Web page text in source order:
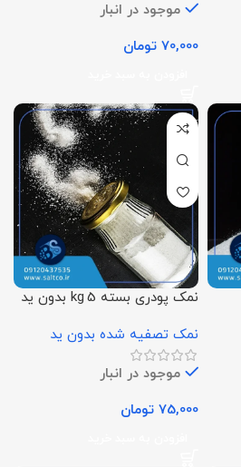
موجود در انبار
70,000 تومان
نمک پودری بسته 5 kg بدون ید
نمک تصفیه شده بدون ید
موجود در انبار
75,000 تومان